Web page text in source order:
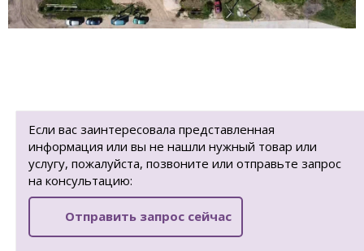
Если вас заинтересовала представленная
информация или вы не нашли нужный товар или
услугу, пожалуйста, позвоните или отправьте запрос
на консультацию:
Отправить запрос сейчас